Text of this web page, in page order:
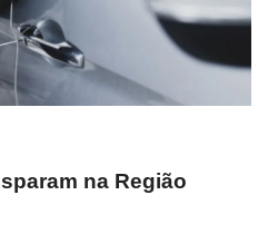
na Região